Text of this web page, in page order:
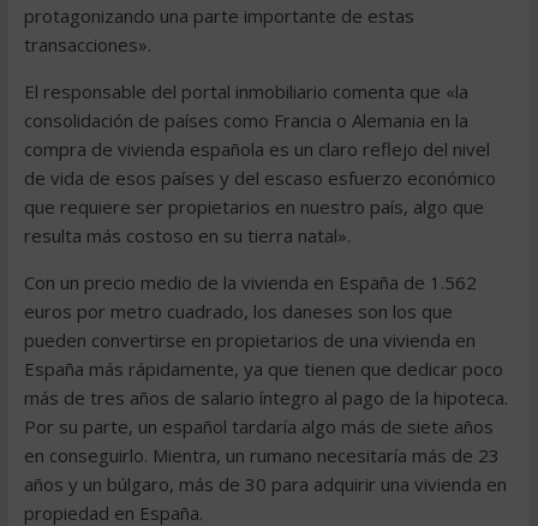
protagonizando una parte importante de estas
transacciones».
El responsable del portal inmobiliario comenta que «la
consolidación de países como Francia o Alemania en la
compra de vivienda española es un claro reflejo del nivel
de vida de esos países y del escaso esfuerzo económico
que requiere ser propietarios en nuestro país, algo que
resulta más costoso en su tierra natal».
Con un precio medio de la vivienda en España de 1.562
euros por metro cuadrado, los daneses son los que
pueden convertirse en propietarios de una vivienda en
España más rápidamente, ya que tienen que dedicar poco
más de tres años de salario íntegro al pago de la hipoteca.
Por su parte, un español tardaría algo más de siete años
en conseguirlo. Mientra, un rumano necesitaría más de 23
años y un búlgaro, más de 30 para adquirir una vivienda en
propiedad en España.